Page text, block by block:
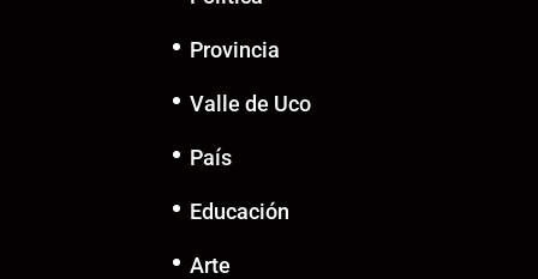
Provincia
Valle de Uco
País
Educación
Arte